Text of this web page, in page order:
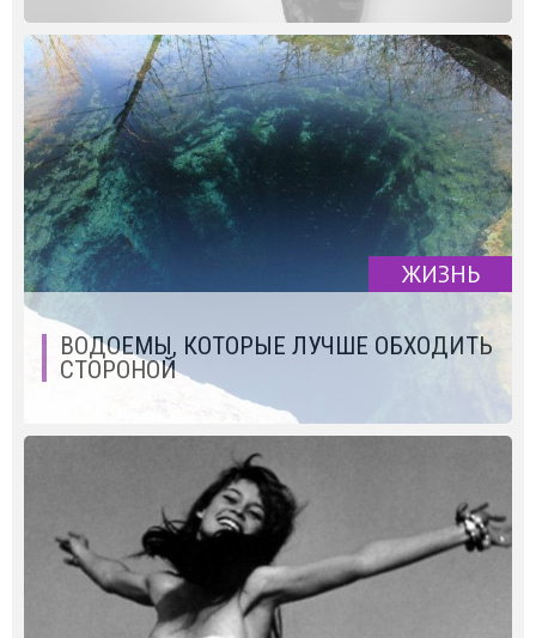
ЖИЗНЬ
ВОДОЕМЫ, КОТОРЫЕ ЛУЧШЕ ОБХОДИТЬ
СТОРОНОЙ